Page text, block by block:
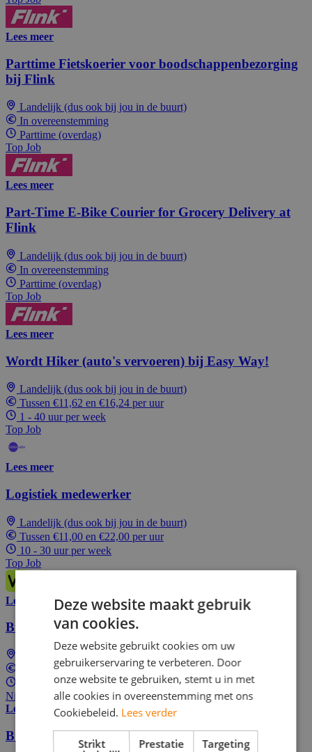
Lees meer
Parttime Fietskoerier voor boodschappenbezorging
bij Flink
Landelijk (dus ook bij jou in de buurt)
In overeenstemming
Parttime (overdag)
Top Job
Lees meer
Part-Time E-Bike Courier for Grocery Delivery at
Flink
Landelijk (dus ook bij jou in de buurt)
In overeenstemming
Parttime (overdag)
Top Job
Lees meer
Wordt Hiker (auto's vervoeren) bij Easy Way!
Landelijk (dus ook bij jou in de buurt)
Tussen €11,62 en €16,24 per uur
1 - 40 uur per week
Top Job
Lees meer
Logistiek medewerker
Landelijk (dus ook bij jou in de buurt)
Tussen €11,00 en €22,00 per uur
10 - 30 uur per week
Top Job
Lees meer
Bijbaan Bezorger
In overeenstemming
Parttime (overdag)
Nieuw! Solliciteer als één van de eersten
Lees meer
Bijbaan Koerier
Deze website maakt gebruik
van cookies.
Deze website gebruikt cookies om uw
gebruikerservaring te verbeteren. Door
onze website te gebruiken, stemt u in met
alle cookies in overeenstemming met ons
Cookiebeleid. Lees verder
Strikt
Prestatie Targeting